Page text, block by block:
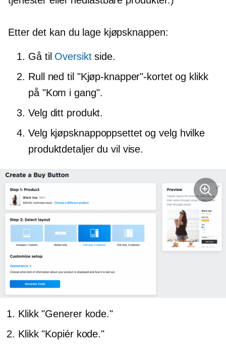
Etter det kan du lage kjøpsknappen:
Gå til Oversiktside.
Rull ned til "Kjøp-knapper"-kortet og klikk
på "Kom i gang".
Velg ditt produkt.
Velg kjøpsknappoppsettet og velg hvilke
produktdetaljer du vil vise.
Klikk "Generer kode."
Klikk "Kopiér kode."